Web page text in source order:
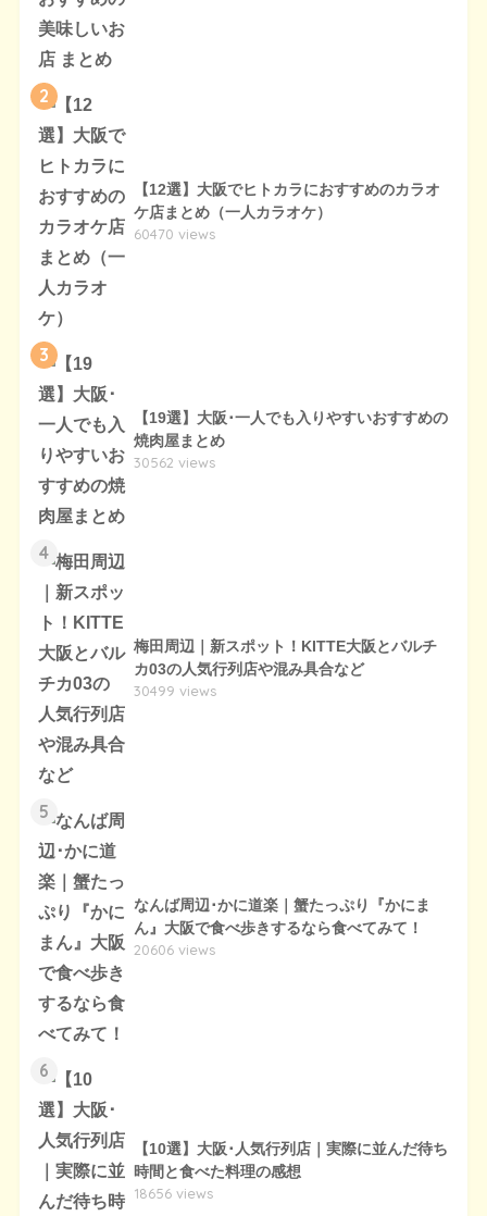
2
【12選】大阪でヒトカラにおすすめのカラオ
ケ店まとめ（一人カラオケ）
60470 views
3
【19選】大阪･一人でも入りやすいおすすめの
焼肉屋まとめ
30562 views
4
梅田周辺｜新スポット！KITTE大阪とバルチ
カ03の人気行列店や混み具合など
30499 views
5
なんば周辺･かに道楽｜蟹たっぷり『かにま
ん』大阪で食べ歩きするなら食べてみて！
20606 views
6
【10選】大阪･人気行列店｜実際に並んだ待ち
時間と食べた料理の感想
18656 views